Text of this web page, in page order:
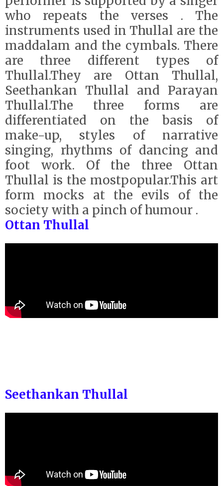
who repeats the verses . The
instruments used in Thullal are the
maddalam and the cymbals. There
are three different types of
Thullal.They are Ottan Thullal,
Seethankan Thullal and Parayan
Thullal.The three forms are
differentiated on the basis of
make-up, styles of narrative
singing, rhythms of dancing and
foot work. Of the three Ottan
Thullal is the mostpopular.This art
form mocks at the evils of the
society with a pinch of humour .
Ottan Thullal
Seethankan Thullal